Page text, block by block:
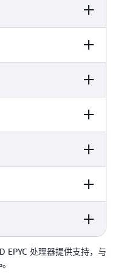
仅限 EBS
实例存储（GB）
仅限 EBS
实例存储（GB）
仅限 EBS
实例存储（GB）
仅限 EBS
实例存储（GB）
仅限 EBS
实例存储（GB）
仅限 EBS
实例存储（GB）
仅限 EBS
实例存储（GB）
仅限 EBS
） 实例存储（GB）
EPYC 处理器提供支持，与